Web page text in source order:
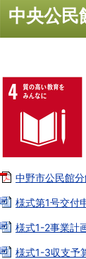
中央公民
中野市公民館
様式第1号交付
様式1-2事業計
様式1-3収支予